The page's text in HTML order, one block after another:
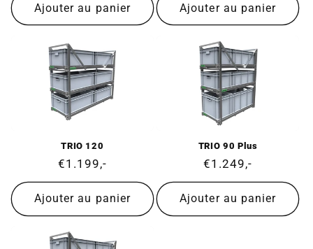
Ajouter au panier Ajouter au panier
TRIO 120
Prix
normal
€1.199,-
Ajouter au panier
TRIO 90 Plus
Prix
normal
€1.249,-
Ajouter au panier